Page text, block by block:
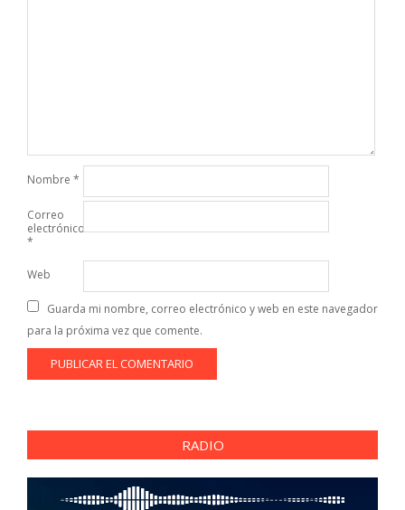
Nombre *
Correo
electrónico
*
Web
Guarda mi nombre, correo electrónico y web en este navegador
para la próxima vez que comente.
RADIO